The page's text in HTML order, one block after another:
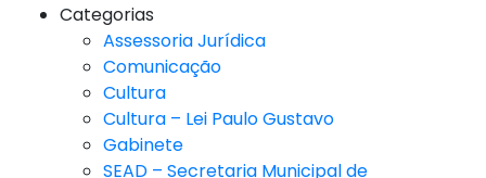
Categorias
Assessoria Jurídica
Comunicação
Cultura
Cultura – Lei Paulo Gustavo
Gabinete
SEAD – Secretaria Municipal de